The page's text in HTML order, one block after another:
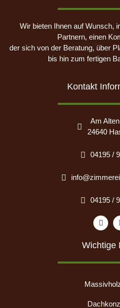
Wir bieten Ihnen auf Wunsch,
Partnern, einen
der sich von der Beratung, über
bis hin zum fertigen
Kontakt
Am
24640
04195 /
04195 /
Wichtige